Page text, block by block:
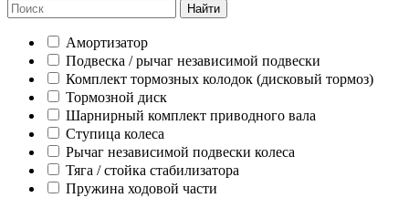
Найти
Амортизатор
Подвеска / рычаг независимой подвески
Комплект тормозных колодок (дисковый тормоз)
Тормозной диск
Шарнирный комплект приводного вала
Ступица колеса
Рычаг независимой подвески колеса
Тяга / стойка стабилизатора
Пружина ходовой части